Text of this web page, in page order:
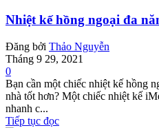
Nhiệt kế hồng ngoại đa
Đăng bởi Thảo Nguyễn
Tháng 9 29, 2021
0
Bạn cần một chiếc nhiệt kế hồng
nhà tốt hơn? Một chiếc nhiệt kế
nhanh c...
Tiếp tục đọc